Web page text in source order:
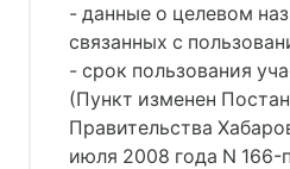
- данные о целевом
связанных с
- срок пользования
(Пункт изменен
Правительства
июля 2008 года N 166-